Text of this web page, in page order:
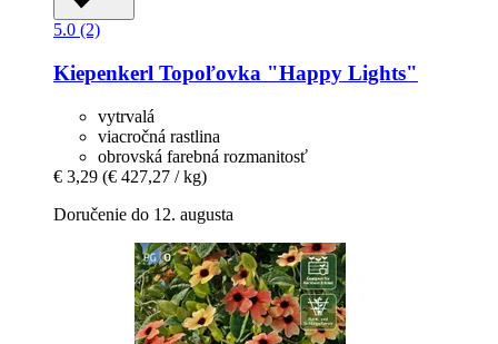
5.0 (2)
Kiepenkerl Topoľovka "Happy Lights"
vytrvalá
viacročná rastlina
obrovská farebná rozmanitosť
€ 3,29 (€ 427,27 / kg)
Doručenie do 12. augusta